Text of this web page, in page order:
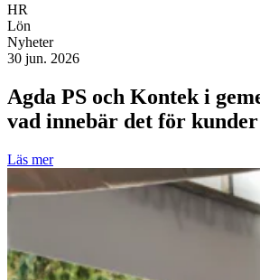
HR
Lön
Nyheter
30 jun. 2026
Agda PS och Kontek i
vad innebär det för
Läs mer